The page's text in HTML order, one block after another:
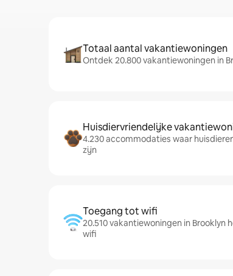
Totaal aantal vakantiewoningen
Ontdek 20.800 vakantiewoningen in
Huisdiervriendelijke
4.230 accommodaties waar
zijn
Toegang tot wifi
20.510 vakantiewoningen in Brooklyn
wifi